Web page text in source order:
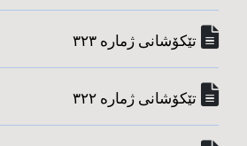
تێکۆشانی ژماره‌ ٣٢٣
تێکۆشانی ژماره‌ ٣٢٢